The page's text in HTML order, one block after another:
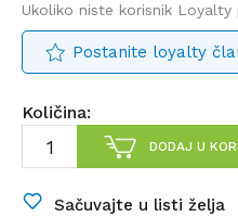
Ukoliko niste korisnik
Postanite loyalty
Količina:
DODAJ U
Sačuvajte u listi želja